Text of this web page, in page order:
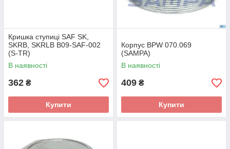
Кришка ступиці SAF SK,
SKRB, SKRLB B09-SAF-002
(S-TR)
В наявності
362 ₴
Купити
Корпус BPW 070.069
(SAMPA)
В наявності
409 ₴
Купити